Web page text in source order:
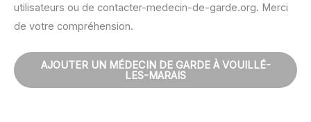
utilisateurs ou de contacter-medecin-de-garde.org. Merci
de votre compréhension.
AJOUTER UN MÉDECIN DE GARDE À VOUILLÉ-
LES-MARAIS